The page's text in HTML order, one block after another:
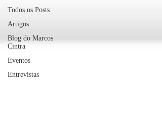
Todos os Posts
Artigos
Blog do Marcos
Cintra
Eventos
Entrevistas